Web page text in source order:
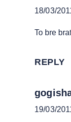
18/03/
To bre
REPLY
19/03/